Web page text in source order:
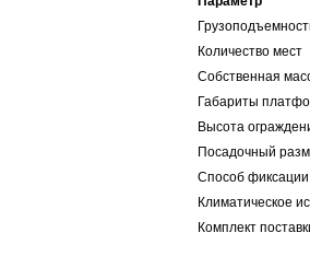
Количество мест
Собственная
Габариты
Высота
Посадочный
Способ фиксации
Климатическое
Комплект